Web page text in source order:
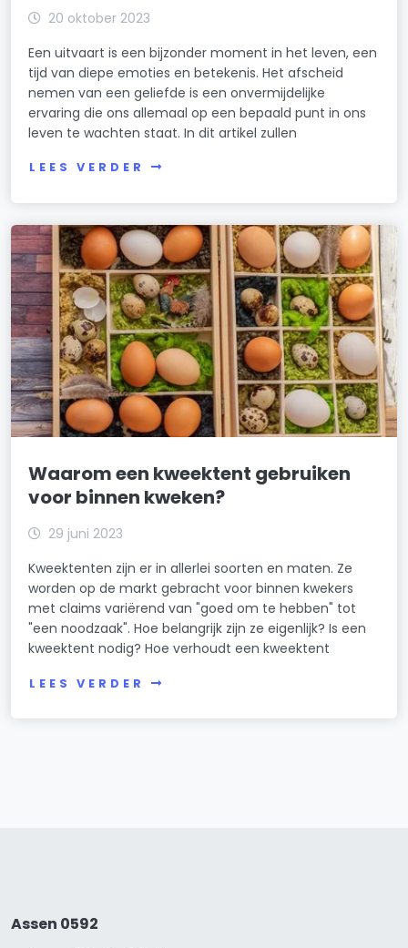
20 oktober 2023
Een uitvaart is een bijzonder moment in het leven, een
tijd van diepe emoties en betekenis. Het afscheid
nemen van een geliefde is een onvermijdelijke
ervaring die ons allemaal op een bepaald punt in ons
leven te wachten staat. In dit artikel zullen
LEES VERDER
Waarom een kweektent gebruiken
voor binnen kweken?
29 juni 2023
Kweektenten zijn er in allerlei soorten en maten. Ze
worden op de markt gebracht voor binnen kwekers
met claims variërend van "goed om te hebben" tot
"een noodzaak". Hoe belangrijk zijn ze eigenlijk? Is een
kweektent nodig? Hoe verhoudt een kweektent
LEES VERDER
Assen 0592